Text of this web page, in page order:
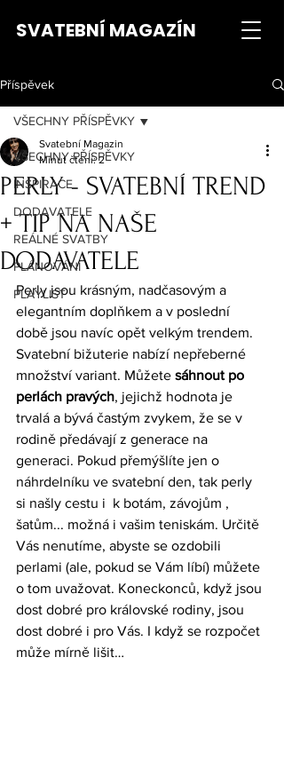
SVATEBNÍ MAGAZÍN
Příspěvek
VŠECHNY PŘÍSPĚVKY
INSPIRACE
DODAVATELE
REÁLNÉ SVATBY
PLÁNOVÁNÍ
PLAYLIST
VŠECHNY PŘÍSPĚVKY
PERLY - SVATEBNÍ TREND
+ TIP NA NAŠE
DODAVATELE
Svatební Magazin
Minut čtení: 2
Perly jsou krásným, nadčasovým a
elegantním doplňkem a v poslední
době jsou navíc opět velkým trendem.
Svatební bižuterie nabízí nepřeberné
množství variant. Můžete sáhnout po
perlách pravých, jejichž hodnota je
trvalá a bývá častým zvykem, že se v
rodině předávají z generace na
generaci. Pokud přemýšlíte jen o
náhrdelníku ve svatební den, tak perly
si našly cestu i  k botám, závojům ,
šatům... možná i vašim teniskám. Určitě
Vás nenutíme, abyste se ozdobili
perlami (ale, pokud se Vám líbí) můžete
o tom uvažovat. Koneckonců, když jsou
dost dobré pro královské rodiny, jsou
dost dobré i pro Vás. I když se rozpočet
může mírně lišit…